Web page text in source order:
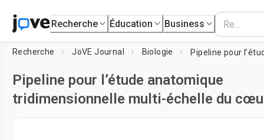
Recherche Éducation Business
Recherche JoVE Journal Biologie
Pipeline pour l’étude anatomique
tridimensionnelle multi-échelle du